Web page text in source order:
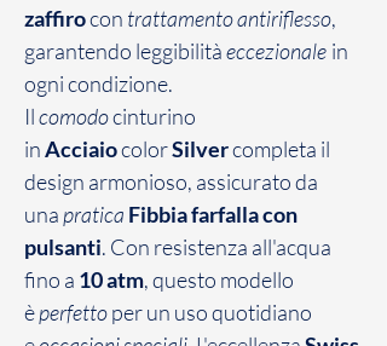
zaffirocon trattamento antiriflesso,
garantendo leggibilitàeccezionale in
ogni condizione.
Ilcomodocinturino
inAcciaiocolorSilvercompleta il
design armonioso, assicurato da
una pratica Fibbia farfalla con
pulsanti. Con resistenza all'acqua
fino a 10 atm, questo modello
èperfettoper un uso quotidiano